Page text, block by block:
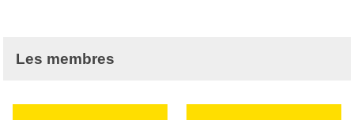
Les membres